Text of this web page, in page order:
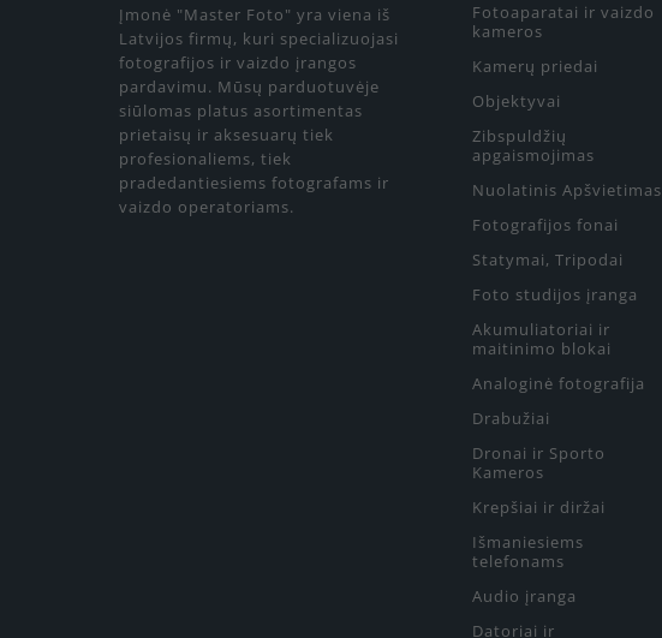
Įmonė "Master Foto" yra viena iš
Latvijos firmų, kuri specializuojasi
fotografijos ir vaizdo įrangos
pardavimu. Mūsų parduotuvėje
siūlomas platus asortimentas
prietaisų ir aksesuarų tiek
profesionaliems, tiek
pradedantiesiems fotografams ir
vaizdo operatoriams.
Fotoaparatai ir vaizdo
kameros
Kamerų priedai
Objektyvai
Zibspuldžių
apgaismojimas
Nuolatinis Apšvietimas
Fotografijos fonai
Statymai, Tripodai
Foto studijos įranga
Akumuliatoriai ir
maitinimo blokai
Analoginė fotografija
Drabužiai
Dronai ir Sporto
Kameros
Krepšiai ir diržai
Išmaniesiems
telefonams
Audio įranga
Datoriai ir